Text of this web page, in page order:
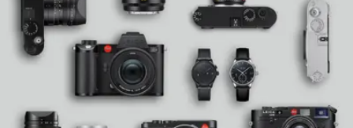
Lamellen bestehenden Blende und eine perfekte
chromatische Korrektur sorgen für ein besonders
harmonisches Bokeh und grenzenlose
Gestaltungsmöglichkeiten. Für einen schnellen und
präzisen Autofokus bewegt der schnelle
Schrittmotor im Objektivkörper nur eine einzige,